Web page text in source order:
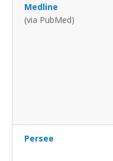
Medline
(via PubMed)
Persee